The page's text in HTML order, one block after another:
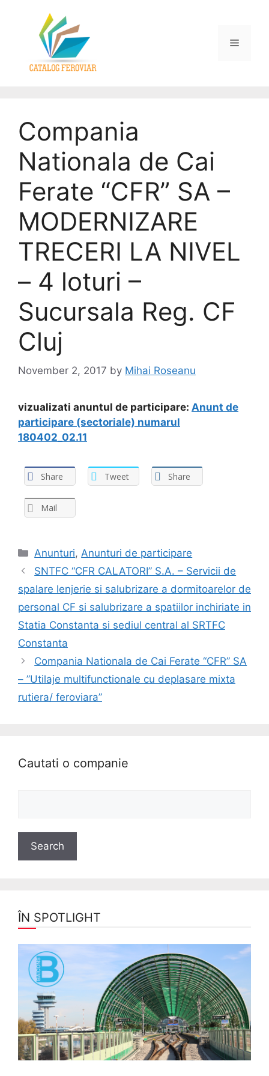
Compania
Nationala de Cai
Ferate “CFR” SA –
MODERNIZARE
TRECERI LA NIVEL
– 4 loturi –
Sucursala Reg. CF
Cluj
November 2, 2017 by Mihai Roseanu
vizualizati anuntul de participare: Anunt de
participare (sectoriale) numarul
180402_02.11
Share Tweet Share
Mail
Anunturi,Anunturi de participare
SNTFC “CFR CALATORI” S.A. – Servicii de
spalare lenjerie si salubrizare a dormitoarelor de
personal CF si salubrizare a spatiilor inchiriate in
Statia Constanta si sediul central al SRTFC
Constanta
Compania Nationala de Cai Ferate “CFR” SA
– ”Utilaje multifunctionale cu deplasare mixta
rutiera/ feroviara”
Cautati o companie
ÎN SPOTLIGHT